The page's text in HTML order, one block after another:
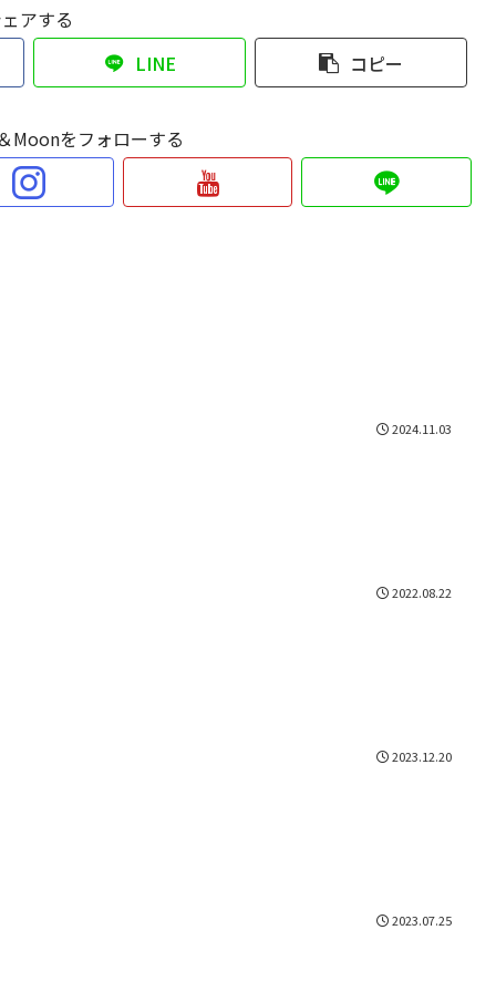
アする
LINE コピー
Moonをフォローする
2024.11.03
2022.08.22
2023.12.20
2023.07.25